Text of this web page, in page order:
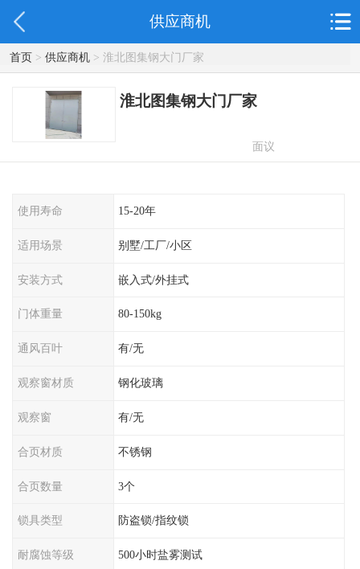
供应商机
首页> 供应商机> 淮北图集钢大门厂家
淮北图集钢大门厂家
面议
使用寿命 15-20年
适用场景 别墅/工厂/小区
安装方式 嵌入式/外挂式
门体重量 80-150kg
通风百叶 有/无
观察窗材质 钢化玻璃
观察窗 有/无
合页材质 不锈钢
合页数量 3个
锁具类型 防盗锁/指纹锁
耐腐蚀等级 500小时盐雾测试